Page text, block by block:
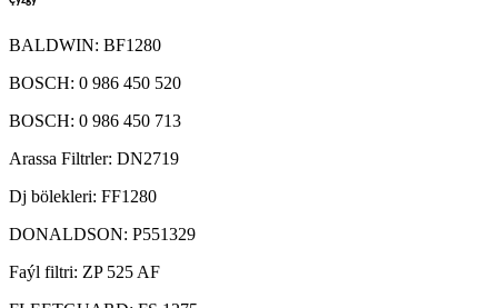
BALDWIN: BF1280
BOSCH: 0 986 450 520
BOSCH: 0 986 450 713
Arassa Filtrler: DN2719
Dj bölekleri: FF1280
DONALDSON: P551329
Faýl filtri: ZP 525 AF